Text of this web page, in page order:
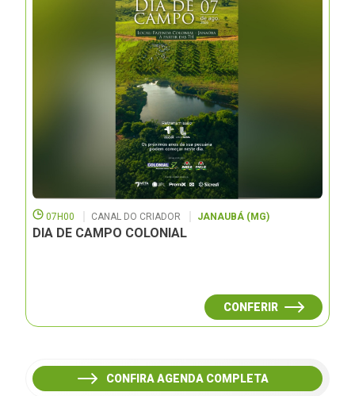
07H00 CANAL DO CRIADOR JANAUBÁ (MG)
DIA DE CAMPO COLONIAL
CONFERIR
CONFIRA AGENDA COMPLETA